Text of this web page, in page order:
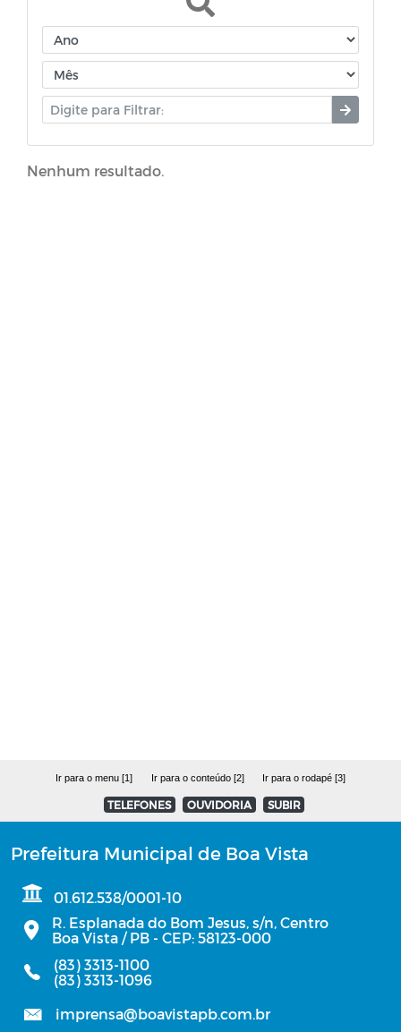
Campanhas
Cartilhas
Parecer do TCE/PB
PCA - Plano de Contratações Anual
PCA - Prestação de Contas de Gestão
Estagiários
Nenhum resultado.
Ir para o menu [1] Ir para o conteúdo [2] Ir para o rodapé [3]
TELEFONES OUVIDORIA SUBIR
Prefeitura Municipal de Boa Vista
01.612.538/0001-10
R. Esplanada do Bom Jesus, s/n, Centro
Boa Vista / PB - CEP: 58123-000
(83) 3313-1100
(83) 3313-1096
imprensa@boavistapb.com.br